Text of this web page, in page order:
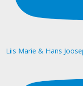
Liis Marie & Hans